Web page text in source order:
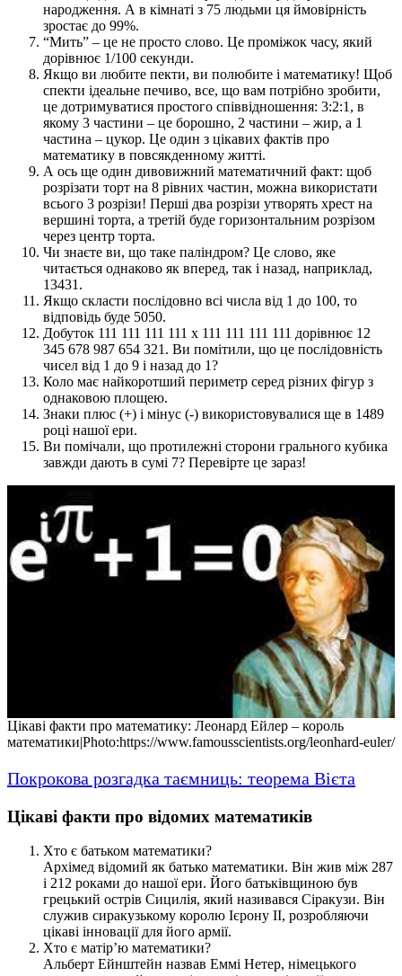
народження. А в кімнаті з 75 людьми ця ймовірність
зростає до 99%.
“Мить” – це не просто слово. Це проміжок часу, який
дорівнює 1/100 секунди.
Якщо ви любите пекти, ви полюбите і математику! Щоб
спекти ідеальне печиво, все, що вам потрібно зробити,
це дотримуватися простого співвідношення: 3:2:1, в
якому 3 частини – це борошно, 2 частини – жир, а 1
частина – цукор. Це один з цікавих фактів про
математику в повсякденному житті.
А ось ще один дивовижний математичний факт: щоб
розрізати торт на 8 рівних частин, можна використати
всього 3 розрізи! Перші два розрізи утворять хрест на
вершині торта, а третій буде горизонтальним розрізом
через центр торта.
Чи знаєте ви, що таке паліндром? Це слово, яке
читається однаково як вперед, так і назад, наприклад,
13431.
Якщо скласти послідовно всі числа від 1 до 100, то
відповідь буде 5050.
Добуток 111 111 111 111 x 111 111 111 111 дорівнює 12
345 678 987 654 321. Ви помітили, що це послідовність
чисел від 1 до 9 і назад до 1?
Коло має найкоротший периметр серед різних фігур з
однаковою площею.
Знаки плюс (+) і мінус (-) використовувалися ще в 1489
році нашої ери.
Ви помічали, що протилежні сторони грального кубика
завжди дають в сумі 7? Перевірте це зараз!
Цікаві факти про математику: Леонард Ейлер – король
математики|Photo:https://www.famousscientists.org/leonhard-euler/
Покрокова розгадка таємниць: теорема Вієта
Ц‍ікаві факти про відомих математиків
Хто є батьком математики?
Архімед відомий як батько математики. Він жив між 287
і 212 роками до нашої ери. Його батьківщиною був
грецький острів Сицилія, який називався Сіракузи. Він
служив сиракузькому королю Ієрону II, розробляючи
цікаві інновації для його армії.
Хто є матір’ю математики?
Альберт Ейнштейн назвав Еммі Нетер, німецького